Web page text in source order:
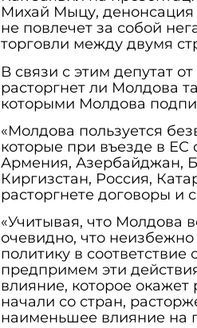
Михай Мыцу, денонсация
не повлечет за собой
торговли между двумя
В связи с этим депутат
расторгнет ли Молдова
которыми Молдова
«Молдова пользуется
которые при въезде в
Армения, Азербайджан,
Киргизстан, Россия,
расторгнете договоры и
«Учитывая, что Молдова
очевидно, что
политику в
предпримем эти
влияние, которое окажет
начали со стран,
наименьшее влияние на